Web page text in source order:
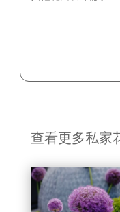
查看更多私家